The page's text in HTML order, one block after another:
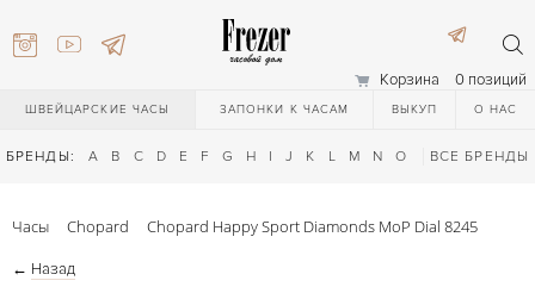
Корзина 0 позиций
ШВЕЙЦАРСКИЕ ЧАСЫ ЗАПОНКИ К ЧАСАМ ВЫКУП О НАС
БРЕНДЫ: A B C D E F G H I J K L M N O Q R S T
ВСЕ БРЕНДЫ
Часы Chopard Chopard Happy Sport Diamonds MoP Dial 8245
← Назад